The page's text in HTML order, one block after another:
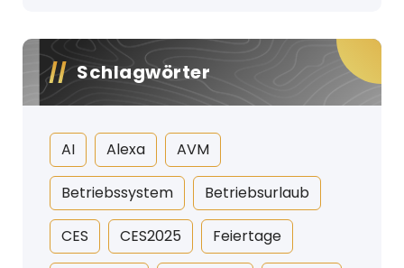
Schlagwörter
AI Alexa AVM
Betriebssystem Betriebsurlaub
CES CES2025 Feiertage